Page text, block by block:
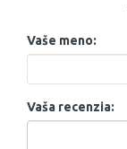
Vaše meno:
Vaša recenzia: